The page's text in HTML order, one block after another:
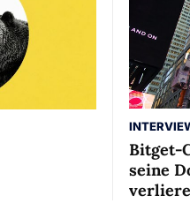
Bitget-
seine